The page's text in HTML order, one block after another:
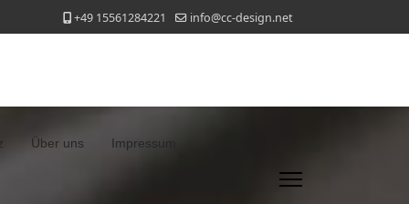
+49 15561284221 info@cc-design.net
Über uns Impressum